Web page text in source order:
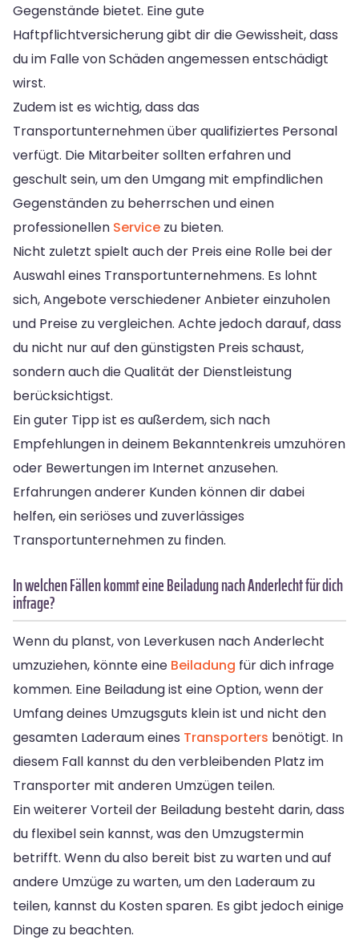
Gegenstände bietet. Eine gute
Haftpflichtversicherung gibt dir die Gewissheit, dass
du im Falle von Schäden angemessen entschädigt
wirst.
Zudem ist es wichtig, dass das
Transportunternehmen über qualifiziertes Personal
verfügt. Die Mitarbeiter sollten erfahren und
geschult sein, um den Umgang mit empfindlichen
Gegenständen zu beherrschen und einen
professionellen Service zu bieten.
Nicht zuletzt spielt auch der Preis eine Rolle bei der
Auswahl eines Transportunternehmens. Es lohnt
sich, Angebote verschiedener Anbieter einzuholen
und Preise zu vergleichen. Achte jedoch darauf, dass
du nicht nur auf den günstigsten Preis schaust,
sondern auch die Qualität der Dienstleistung
berücksichtigst.
Ein guter Tipp ist es außerdem, sich nach
Empfehlungen in deinem Bekanntenkreis umzuhören
oder Bewertungen im Internet anzusehen.
Erfahrungen anderer Kunden können dir dabei
helfen, ein seriöses und zuverlässiges
Transportunternehmen zu finden.
In welchen Fällen kommt eine Beiladung nach Anderlecht für dich
infrage?
Wenn du planst, von Leverkusen nach Anderlecht
umzuziehen, könnte eine Beiladung für dich infrage
kommen. Eine Beiladung ist eine Option, wenn der
Umfang deines Umzugsguts klein ist und nicht den
gesamten Laderaum eines Transporters benötigt. In
diesem Fall kannst du den verbleibenden Platz im
Transporter mit anderen Umzügen teilen.
Ein weiterer Vorteil der Beiladung besteht darin, dass
du flexibel sein kannst, was den Umzugstermin
betrifft. Wenn du also bereit bist zu warten und auf
andere Umzüge zu warten, um den Laderaum zu
teilen, kannst du Kosten sparen. Es gibt jedoch einige
Dinge zu beachten.